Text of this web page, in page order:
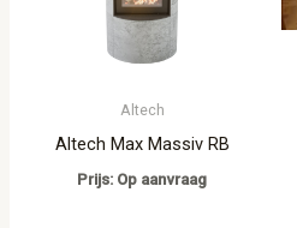
Altech
Altech Max Massiv RB
Prijs: Op aanvraag